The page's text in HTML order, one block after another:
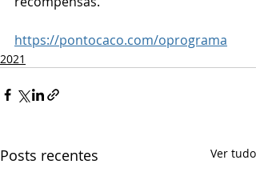
https://pontocaco.com/oprograma
2021
Posts recentes Ver tudo